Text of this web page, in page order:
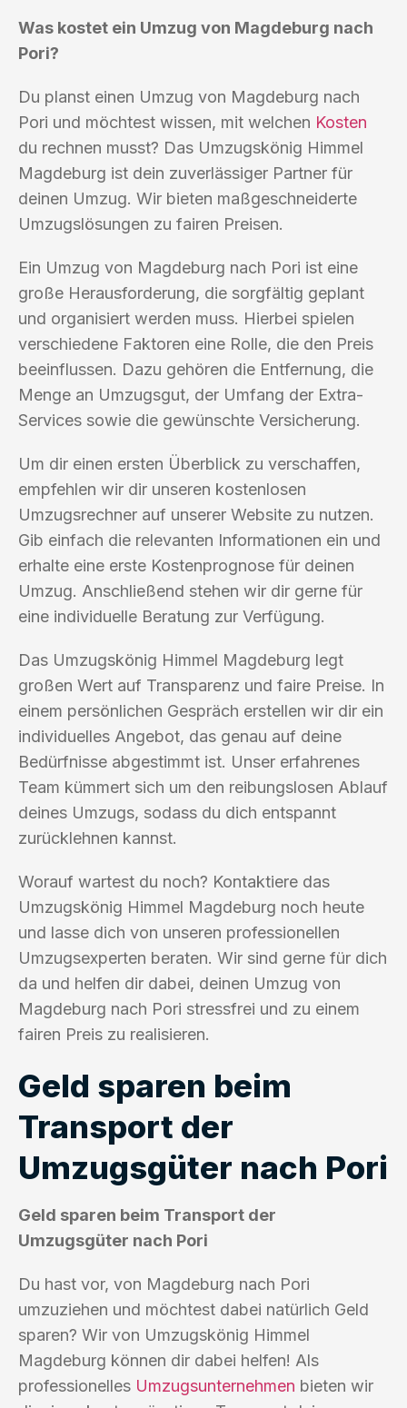
Was kostet ein Umzug von Magdeburg nach
Pori?
Du planst einen Umzug von Magdeburg nach
Pori und möchtest wissen, mit welchen Kosten
du rechnen musst? Das Umzugskönig Himmel
Magdeburg ist dein zuverlässiger Partner für
deinen Umzug. Wir bieten maßgeschneiderte
Umzugslösungen zu fairen Preisen.
Ein Umzug von Magdeburg nach Pori ist eine
große Herausforderung, die sorgfältig geplant
und organisiert werden muss. Hierbei spielen
verschiedene Faktoren eine Rolle, die den Preis
beeinflussen. Dazu gehören die Entfernung, die
Menge an Umzugsgut, der Umfang der Extra-
Services sowie die gewünschte Versicherung.
Um dir einen ersten Überblick zu verschaffen,
empfehlen wir dir unseren kostenlosen
Umzugsrechner auf unserer Website zu nutzen.
Gib einfach die relevanten Informationen ein und
erhalte eine erste Kostenprognose für deinen
Umzug. Anschließend stehen wir dir gerne für
eine individuelle Beratung zur Verfügung.
Das Umzugskönig Himmel Magdeburg legt
großen Wert auf Transparenz und faire Preise. In
einem persönlichen Gespräch erstellen wir dir ein
individuelles Angebot, das genau auf deine
Bedürfnisse abgestimmt ist. Unser erfahrenes
Team kümmert sich um den reibungslosen Ablauf
deines Umzugs, sodass du dich entspannt
zurücklehnen kannst.
Worauf wartest du noch? Kontaktiere das
Umzugskönig Himmel Magdeburg noch heute
und lasse dich von unseren professionellen
Umzugsexperten beraten. Wir sind gerne für dich
da und helfen dir dabei, deinen Umzug von
Magdeburg nach Pori stressfrei und zu einem
fairen Preis zu realisieren.
Geld sparen beim
Transport der
Umzugsgüter nach Pori
Geld sparen beim Transport der
Umzugsgüter nach Pori
Du hast vor, von Magdeburg nach Pori
umzuziehen und möchtest dabei natürlich Geld
sparen? Wir von Umzugskönig Himmel
Magdeburg können dir dabei helfen! Als
professionelles Umzugsunternehmen bieten wir